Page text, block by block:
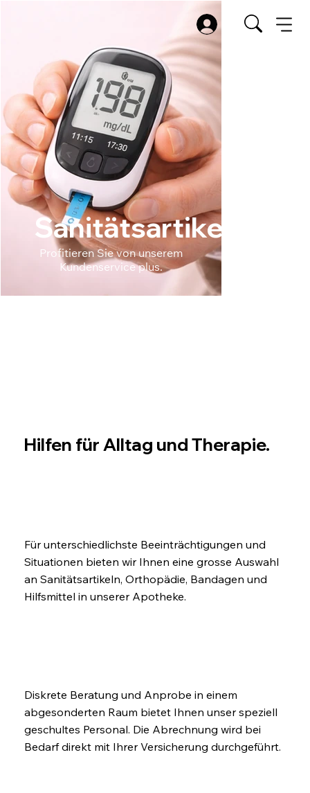
Sanitätsartikel
Profitieren Sie von unserem
Kundenservice plus.
Hilfen für Alltag und Therapie.
Für unterschiedlichste Beeinträchtigungen und
Situationen bieten wir Ihnen eine grosse Auswahl
an Sanitätsartikeln, Orthopädie, Bandagen und
Hilfsmittel in unserer Apotheke.
Diskrete Beratung und Anprobe in einem
abgesonderten Raum bietet Ihnen unser speziell
geschultes Personal. Die Abrechnung wird bei
Bedarf direkt mit Ihrer Versicherung durchgeführt.